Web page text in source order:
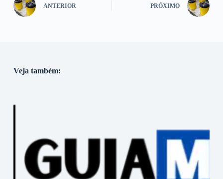
ANTERIOR PRÓXIMO
Veja também: